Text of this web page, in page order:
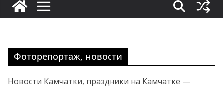
Фоторепортаж, новости
Новости Камчатки, праздники на Камчатке —